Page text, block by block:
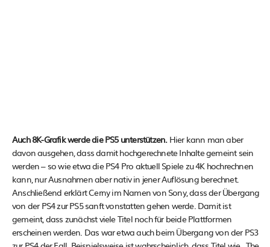
Auch 8K-Grafik werde die PS5 unterstützen.Hier kann man aber
davon ausgehen, dass damit hochgerechnete Inhalte gemeint sein
werden – so wie etwa die PS4 Pro aktuell Spiele zu 4K hochrechnen
kann, nur Ausnahmen aber nativ in jener Auflösung berechnet.
Anschließend erklärt Cerny im Namen von Sony, dass der Übergang
von der PS4 zur PS5 sanft vonstatten gehen werde. Damit ist
gemeint, dass zunächst viele Titel noch für beide Plattformen
erscheinen werden. Das war etwa auch beim Übergang von der PS3